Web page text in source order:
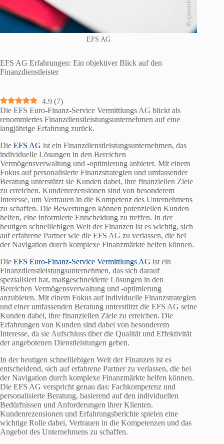
KI-generiert
EFS AG
EFS AG Erfahrungen: Ein objektiver Blick auf den
Finanzdienstleister
4.9 (7)
Die EFS Euro-Finanz-Service Vermittlungs AG blickt als
renommiertes Finanzdienstleistungsunternehmen auf eine
langjährige Erfahrung zurück.
Die EFS AG ist ein Finanzdienstleistungsunternehmen, das
individuelle Lösungen in den Bereichen
Vermögensverwaltung und -optimierung anbietet. Mit einem
Fokus auf personalisierte Finanzstrategien und umfassender
Beratung unterstützt sie Kunden dabei, ihre finanziellen Ziele
zu erreichen. Kundenrezensionen sind von besonderem
Interesse, um Vertrauen in die Kompetenz des Unternehmens
zu schaffen. Die Bewertungen können potenziellen Kunden
helfen, eine informierte Entscheidung zu treffen. In der
heutigen schnelllebigen Welt der Finanzen ist es wichtig, sich
auf erfahrene Partner wie die EFS AG zu verlassen, die bei
der Navigation durch komplexe Finanzmärkte helfen können.
Die EFS Euro-Finanz-Service Vermittlungs AG ist ein
Finanzdienstleistungsunternehmen, das sich darauf
spezialisiert hat, maßgeschneiderte Lösungen in den
Bereichen Vermögensverwaltung und -optimierung
anzubieten. Mit einem Fokus auf individuelle Finanzstrategien
und einer umfassenden Beratung unterstützt die EFS AG seine
Kunden dabei, ihre finanziellen Ziele zu erreichen. Die
Erfahrungen von Kunden sind dabei von besonderem
Interesse, da sie Aufschluss über die Qualität und Effektivität
der angebotenen Dienstleistungen geben.
In der heutigen schnelllebigen Welt der Finanzen ist es
entscheidend, sich auf erfahrene Partner zu verlassen, die bei
der Navigation durch komplexe Finanzmärkte helfen können.
Die EFS AG verspricht genau das: Fachkompetenz und
personalisierte Beratung, basierend auf den individuellen
Bedürfnissen und Anforderungen ihrer Klienten.
Kundenrezensionen und Erfahrungsberichte spielen eine
wichtige Rolle dabei, Vertrauen in die Kompetenzen und das
Angebot des Unternehmens zu schaffen.